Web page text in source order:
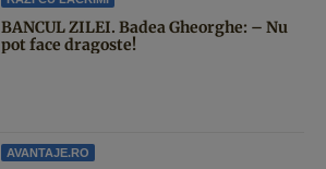
BANCUL ZILEI. Badea Gheorghe: – Nu
pot face dragoste!
AVANTAJE.RO